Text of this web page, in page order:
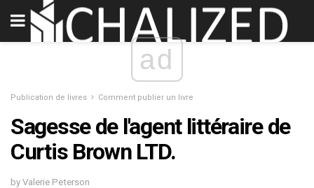
ad
Publication de livres Comment publier un livre
Sagesse de l'agent littéraire de
Curtis Brown LTD.
by Valerie Peterson